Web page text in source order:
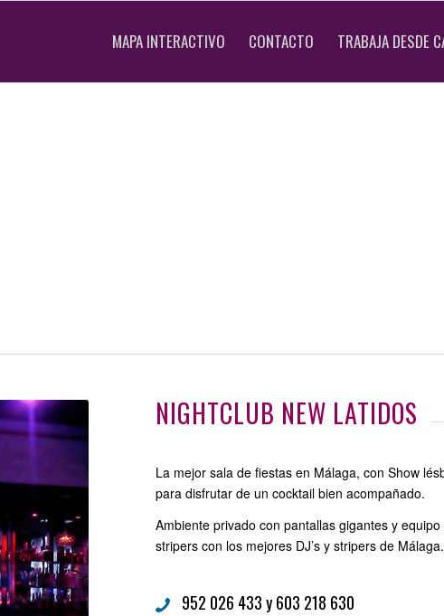
MAPA INTERACTIVO CONTACTO TRABAJA DESDE
NIGHTCLUB NEW LATIDOS
La mejor sala de fiestas en Málaga, con Show
para disfrutar de un cocktail bien acompañado.
Ambiente privado con pantallas gigantes y
stripers con los mejores DJ’s y stripers de Málaga.
952 026 433 y 603 218 630